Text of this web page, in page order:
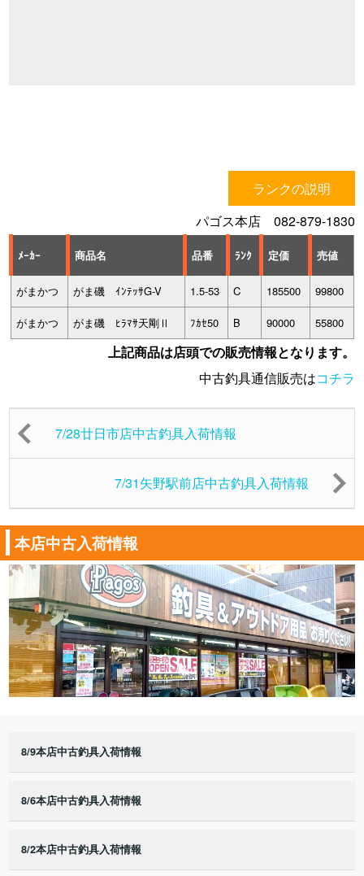
ランクの説明
パゴス本店 082-879-1830
ﾒｰｶｰ 商品名 品番 ﾗﾝｸ 定価 売値
がまかつ がま磯 ｲﾝﾃｯｻG-V 1.5-53 C 185500 99800
がまかつ がま磯 ﾋﾗﾏｻ天剛Ⅱ ﾌｶｾ50 B 90000 55800
上記商品は店頭での販売情報となります。
中古釣具通信販売はコチラ
7/28廿日市店中古釣具入荷情報
7/31矢野駅前店中古釣具入荷情報
本店中古入荷情報
8/9本店中古釣具入荷情報
8/6本店中古釣具入荷情報
8/2本店中古釣具入荷情報